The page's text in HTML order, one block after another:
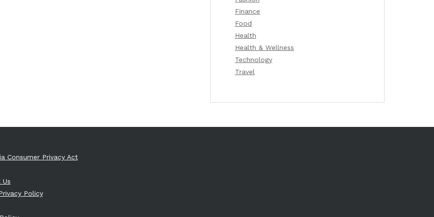
Finance
Food
Health
Health & Wellness
Technology
Travel
Consumer Privacy Act
Policy